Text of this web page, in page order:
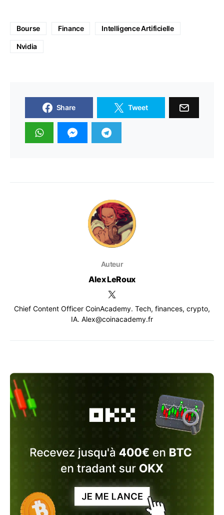
Bourse Finance Intelligence Artificielle
Nvidia
Share Tweet
Auteur
Alex LeRoux
Chief Content Officer CoinAcademy. Tech, finances, crypto,
IA. Alex@coinacademy.fr